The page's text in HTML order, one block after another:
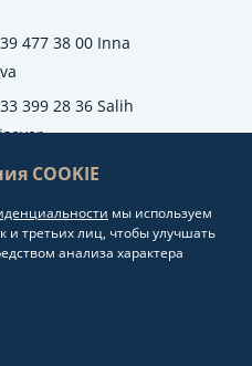
477 38 00 Inna
399 28 36 Salih
Mah.
COOKIE
мы используем
и третьих лиц, чтобы улучшать
анализа характера